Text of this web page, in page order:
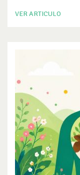
VER ARTICULO